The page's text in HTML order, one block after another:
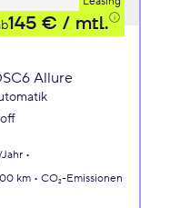
145 € / mtl.
Allure
km
CO₂-Emissionen